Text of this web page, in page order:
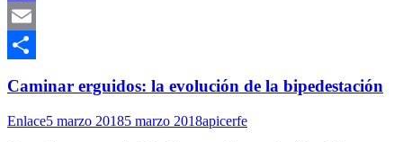
Mastodon
Email
Caminar erguidos: la evolución de la bipedestación
Enlace5 marzo 20185 marzo 2018apicerfe